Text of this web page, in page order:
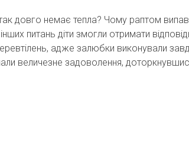
довго немає тепла? Чому раптом випав
питань діти змогли отримати
адже залюбки виконували
величезне задоволення,